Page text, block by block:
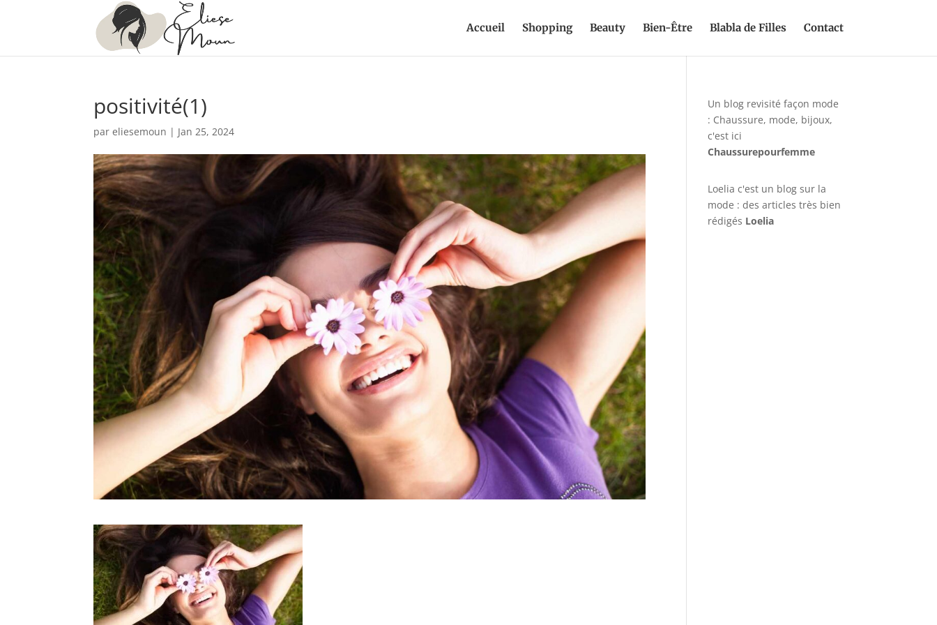
Accueil Shopping Beauty Bien-Être Blabla de Filles Contact
positivité(1)
pareliesemoun | Jan 25, 2024
Un blog revisité façon mode
: Chaussure, mode, bijoux,
c'est ici
Chaussurepourfemme
Loelia c'est un blog sur la
mode : des articles très bien
rédigés Loelia